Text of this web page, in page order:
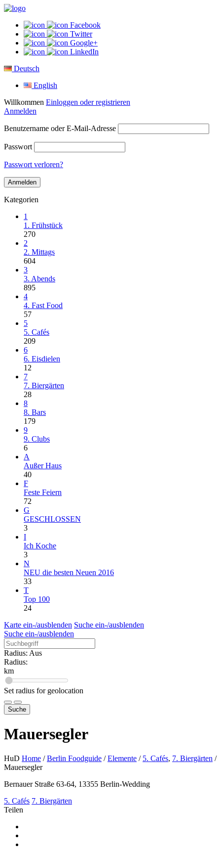
Facebook
Twitter
Google+
LinkedIn
Deutsch
English
Willkommen Einloggen oder registrieren
Anmelden
Benutzername oder E-Mail-Adresse
Passwort
Passwort verloren?
Kategorien
1
1. Frühstück
270
2
2. Mittags
604
3
3. Abends
895
4
4. Fast Food
57
5
5. Cafés
209
6
6. Eisdielen
12
7
7. Biergärten
28
8
8. Bars
179
9
9. Clubs
6
A
Außer Haus
40
F
Feste Feiern
72
G
GESCHLOSSEN
3
I
Ich Koche
3
N
NEU die besten Neuen 2016
33
T
Top 100
24
Karte ein-/ausblenden Suche ein-/ausblenden
Suche ein-/ausblenden
Radius: Aus
Radius:
km
Set radius for geolocation
Suche
Mauersegler
HuD Home / Berlin Foodguide / Elemente / 5. Cafés, 7. Biergärten /
Mauersegler
Bernauer Straße 63-64, 13355 Berlin-Wedding
5. Cafés 7. Biergärten
Teilen